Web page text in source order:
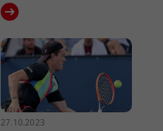
27.10.2023